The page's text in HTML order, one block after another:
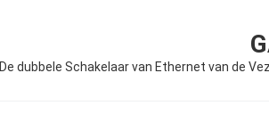
De dubbele Schakelaar van Ethernet van de